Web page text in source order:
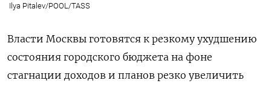
Ilya Pitalev/POOL/TASS
Власти Москвы готовятся к резкому ухудшению
состояния городского бюджета на фоне
стагнации доходов и планов резко увеличить